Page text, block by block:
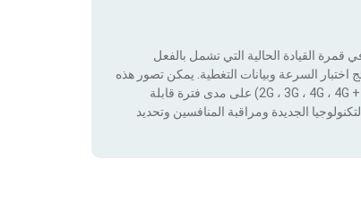
القيادة الحالية التي تشمل بالفعل
اختبار السرعة وبيانات التغطية. يمكن تصور هذه
البيانات من خلال تطبيق عوامل التصفية حسب التكنولوجيا (بدون تغطية ، 2G ، 3G ، 4G ، 4G + ، 5G) على مدى فترة قابلة
الجديدة ومراقبة المنافسين وتحديد